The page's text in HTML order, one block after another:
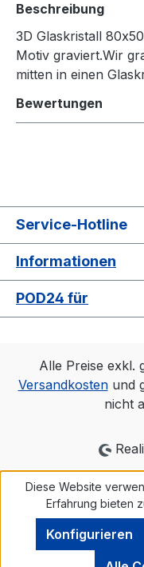
Beschreibung
3D Glaskristall
Motiv graviert.Wir
mitten in einen
Bewertungen
Service-Hotline
Informationen
POD24 für
Alle Preise exkl.
Versandkostenund
nicht
Diese Website
Erfahrung bieten
Konfigurieren